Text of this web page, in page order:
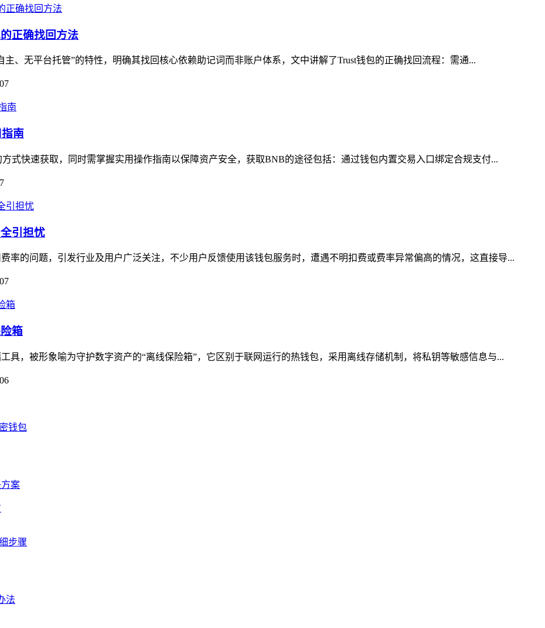
正确找回方法
、无平台托管”的特性，明确其找回核心依赖助记词而非账户体系，文中讲解了Trust钱包的正确找回流程：需通...
南
式快速获取，同时需掌握实用操作指南以保障资产安全，获取BNB的途径包括：通过钱包内置交易入口绑定合规支付...
引担忧
率的问题，引发行业及用户广泛关注，不少用户反馈使用该钱包服务时，遭遇不明扣费或费率异常偏高的情况，这直接导...
箱
具，被形象喻为守护数字资产的“离线保险箱”，它区别于联网运行的热钱包，采用离线存储机制，将私钥等敏感信息与...